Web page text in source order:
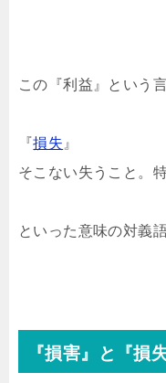
この『利益』という
『損失 』
そこない失うこと。
といった意味の対義
『損害』と『損